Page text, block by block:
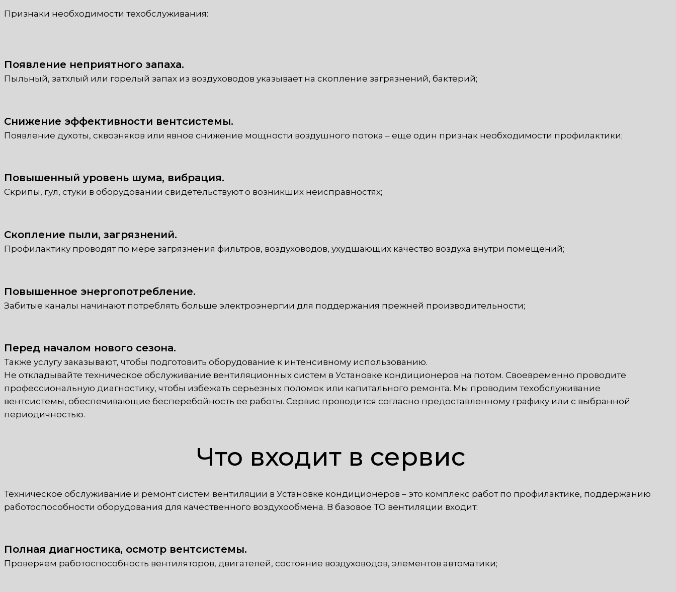
Признаки необходимости техобслуживания:
Появление неприятного запаха.
Пыльный, затхлый или горелый запах из воздуховодов указывает на скопление загрязнений, бактерий;
Снижение эффективности вентсистемы.
Появление духоты, сквозняков или явное снижение мощности воздушного потока – еще один признак необходимости профилактики;
Повышенный уровень шума, вибрация.
Скрипы, гул, стуки в оборудовании свидетельствуют о возникших неисправностях;
Скопление пыли, загрязнений.
Профилактику проводят по мере загрязнения фильтров, воздуховодов, ухудшающих качество воздуха внутри помещений;
Повышенное энергопотребление.
Забитые каналы начинают потреблять больше электроэнергии для поддержания прежней производительности;
Перед началом нового сезона.
Также услугу заказывают, чтобы подготовить оборудование к интенсивному использованию.
Не откладывайте техническое обслуживание вентиляционных систем в Установке кондиционеров на потом. Своевременно проводите
профессиональную диагностику, чтобы избежать серьезных поломок или капитального ремонта. Мы проводим техобслуживание
вентсистемы, обеспечивающие бесперебойность ее работы. Сервис проводится согласно предоставленному графику или с выбранной
периодичностью.
Что входит в сервис
Техническое обслуживание и ремонт систем вентиляции в Установке кондиционеров – это комплекс работ по профилактике, поддержанию
работоспособности оборудования для качественного воздухообмена. В базовое ТО вентиляции входит:
Полная диагностика, осмотр вентсистемы.
Проверяем работоспособность вентиляторов, двигателей, состояние воздуховодов, элементов автоматики;